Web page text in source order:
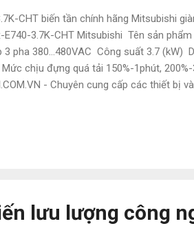
CHT biến tần chính hãng Mitsubishi
E740-3.7K-CHT Mitsubishi Tên sản
3 pha 380…480VAC Công suất 3.7 (kW)
chịu đựng quá tải 150%-1phút,
- Chuyên cung cấp các thiết bị
Đạt Nguyễn • Tel : 0886497585 • Zalo
lưu lượng công